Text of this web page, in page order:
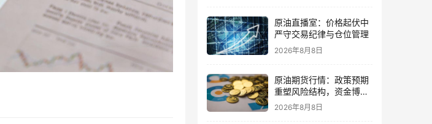
原油直播室：价格起伏中
严守交易纪律与仓位管理
2026年8月8日
原油期货行情：政策预期
重塑风险结构，资金博弈
更需谨慎
2026年8月8日